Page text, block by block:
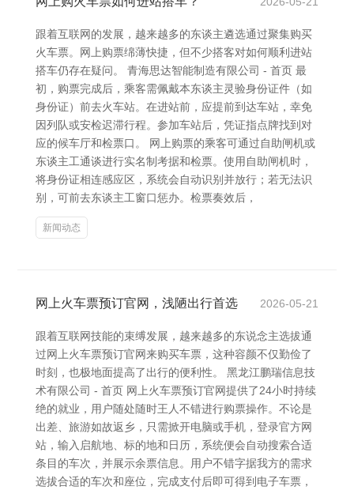
跟着互联网的发展，越来越多的东谈主遴选通过聚集购买
火车票。网上购票绵薄快捷，但不少搭客对如何顺利进站
搭车仍存在疑问。 青海思达智能制造有限公司 - 首页 最
初，购票完成后，乘客需佩戴本东谈主灵验身份证件（如
身份证）前去火车站。在进站前，应提前到达车站，幸免
因列队或安检迟滞行程。参加车站后，凭证指点牌找到对
应的候车厅和检票口。 网上购票的乘客可通过自助闸机或
东谈主工通谈进行实名制考据和检票。使用自助闸机时，
将身份证相连感应区，系统会自动识别并放行；若无法识
别，可前去东谈主工窗口惩办。检票奏效后，
新闻动态
网上火车票预订官网，浅陋出行首选 2026-05-21
跟着互联网技能的束缚发展，越来越多的东说念主选拔通
过网上火车票预订官网来购买车票，这种容颜不仅勤俭了
时刻，也极地面提高了出行的便利性。 黑龙江鹏瑞信息技
术有限公司 - 首页 网上火车票预订官网提供了24小时持续
绝的就业，用户随处随时王人不错进行购票操作。不论是
出差、旅游如故返乡，只需掀开电脑或手机，登录官方网
站，输入启航地、标的地和日历，系统便会自动搜索合适
条目的车次，并展示余票信息。用户不错字据我方的需求
选拔合适的车次和座位，完成支付后即可得到电子车票，